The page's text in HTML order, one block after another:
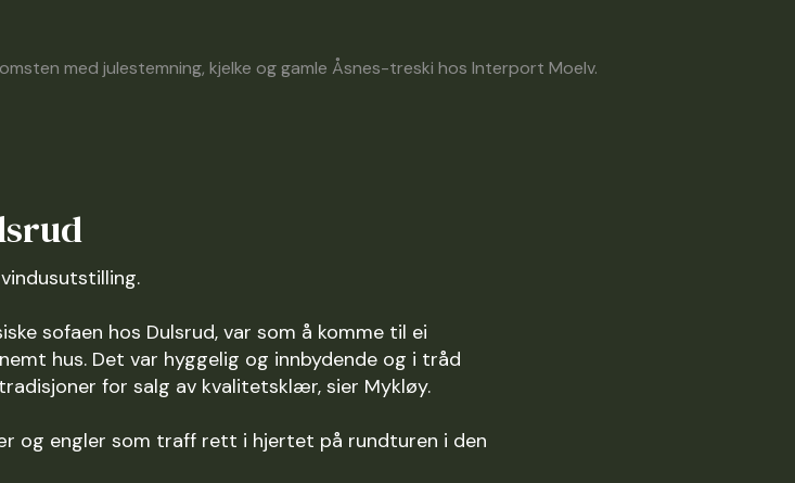
med julestemning, kjelke og gamle Åsnes-treski hos Interport Moelv.
sofaen hos Dulsrud, var som å komme til ei
hus. Det var hyggelig og innbydende og i tråd
for salg av kvalitetsklær, sier Mykløy.
og engler som traff rett i hjertet på rundturen i den